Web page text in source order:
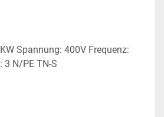
Spannung: 400V Frequenz:
3 N/PE TN-S